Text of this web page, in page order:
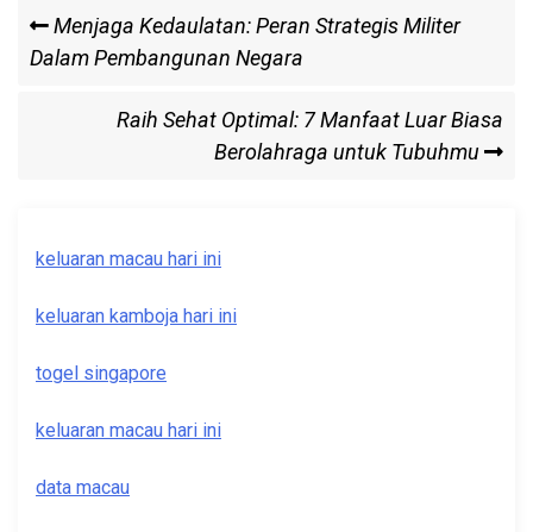
Post
navigation
Previous
Post
Menjaga Kedaulatan: Peran Strategis Militer
Dalam Pembangunan Negara
Raih Sehat Optimal: 7 Manfaat Luar Biasa
Berolahraga untuk Tubuhmu
keluaran macau hari ini
keluaran kamboja hari ini
togel singapore
keluaran macau hari ini
data macau